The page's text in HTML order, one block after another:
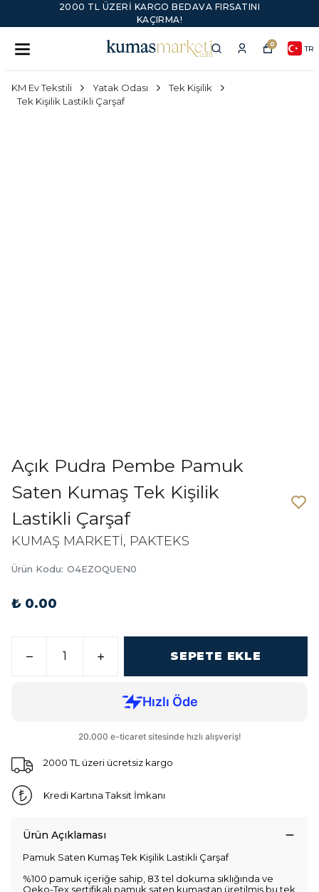
2000 TL ÜZERI KARGO BEDAVA FIRSATINI
KAÇIRMA!
0 TR
KM Ev Tekstili Yatak Odası
Tek Kişilik
Tek Kişilik Lastikli Çarşaf
Açık Pudra Pembe Pamuk
Saten Kumaş Tek Kişilik
Lastikli Çarşaf
KUMAŞ MARKETİ, PAKTEKS
Ürün Kodu: O4EZOQUEN0
₺ 0.00
SEPETE EKLE
2000 TL üzeri ücretsiz kargo
Kredi Kartına Taksit İmkanı
Ürün Açıklaması
Pamuk Saten Kumaş Tek Kişilik Lastikli Çarşaf
%100 pamuk içeriğe sahip, 83 tel dokuma sıklığında ve
Oeko-Tex sertifikalı pamuk saten kumaştan üretilmiş bu tek